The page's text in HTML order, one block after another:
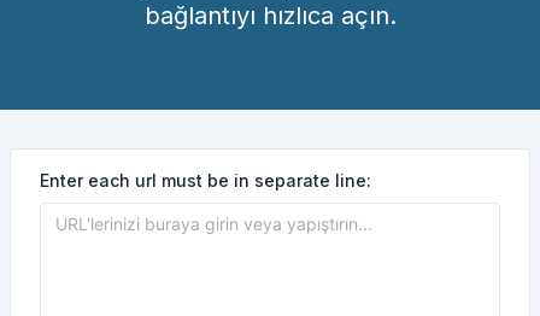
bağlantıyı hızlıca açın.
Enter each url must be in separate line: